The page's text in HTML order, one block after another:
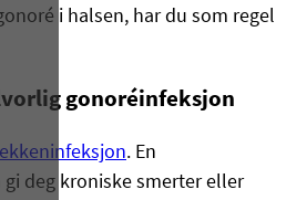
i halsen, har du som regel
gonoréinfeksjon
. En
deg kroniske smerter eller